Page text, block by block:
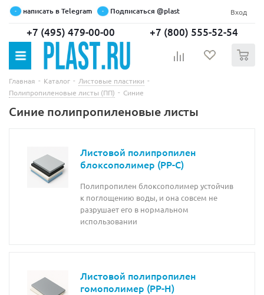
написать в Telegram Подписаться @plast Вход
+7 (495) 479-00-00 +7 (800) 555-52-54
Главная - Каталог - Листовые пластики -
Полипропиленовые листы (ПП) - Синие
Синие полипропиленовые листы
Листовой полипропилен
блоксополимер (PP-C)
Полипропилен блоксополимер устойчив
к поглощению воды, и она совсем не
разрушает его в нормальном
использовании
Листовой полипропилен
гомополимер (PP-H)